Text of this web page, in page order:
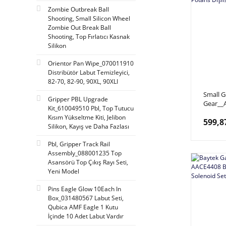
Zombie Outbreak Ball
Shooting, Small Silicon Wheel
Zombie Out Break Ball
Shooting, Top Fırlatıcı Kasnak
Silikon
Orientor Pan Wipe_070011910
Distribütör Labut Temizleyici,
82-70, 82-90, 90XL, 90XLI
Gripper PBL Upgrade
Kit_610049510 Pbl, Top Tutucu
Kısım Yükseltme Kiti, Jelibon
Silikon, Kayış ve Daha Fazlası
Pbl, Gripper Track Rail
Assembly_088001235 Top
Asansörü Top Çıkış Rayı Seti,
Yeni Model
Pins Eagle Glow 10Each In
Box_031480567 Labut Seti,
Qubica AMF Eagle 1 Kutu
İçinde 10 Adet Labut Vardır
Small